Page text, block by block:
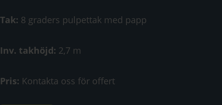
Tak: 8 graders pulpettak med papp
Inv. takhöjd: 2,7 m
Pris: Kontakta oss för offert